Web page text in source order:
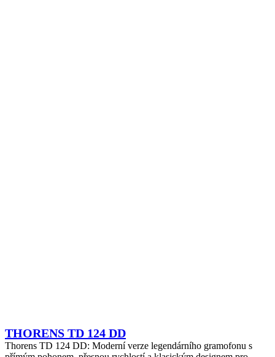
THORENS TD 124 DD
Thorens TD 124 DD: Moderní verze legendárního gramofonu s